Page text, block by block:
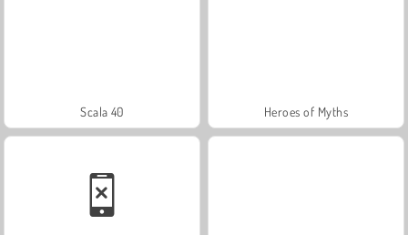
Scala 40 Heroes of Myths